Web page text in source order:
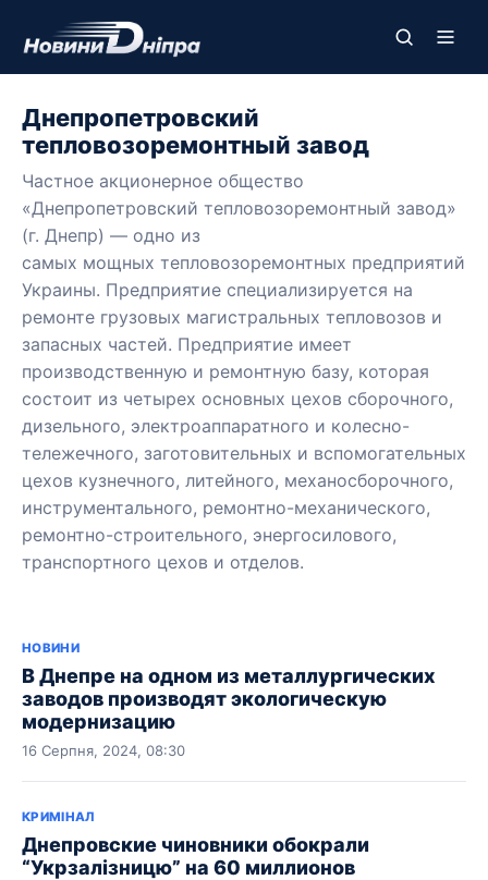
Днепропетровский
тепловозоремонтный завод
Частное акционерное общество
«Днепропетровский тепловозоремонтный завод»
(г. Днепр) — одно из
самых мощных тепловозоремонтных предприятий
Украины. Предприятие специализируется на
ремонте грузовых магистральных тепловозов и
запасных частей. Предприятие имеет
производственную и ремонтную базу, которая
состоит из четырех основных цехов сборочного,
дизельного, электроаппаратного и колесно-
тележечного, заготовительных и вспомогательных
цехов кузнечного, литейного, механосборочного,
инструментального, ремонтно-механического,
ремонтно-строительного, энергосилового,
транспортного цехов и отделов.
НОВИНИ
В Днепре на одном из металлургических
заводов производят экологическую
модернизацию
16 Серпня, 2024, 08:30
КРИМІНАЛ
Днепровские чиновники обокрали
“Укрзалiзницю” на 60 миллионов